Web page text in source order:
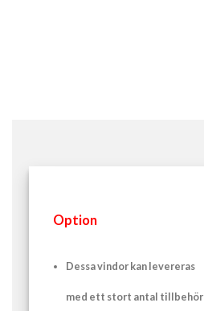
Option
Dessa vindor kan levereras
med ett stort antal tillbehör